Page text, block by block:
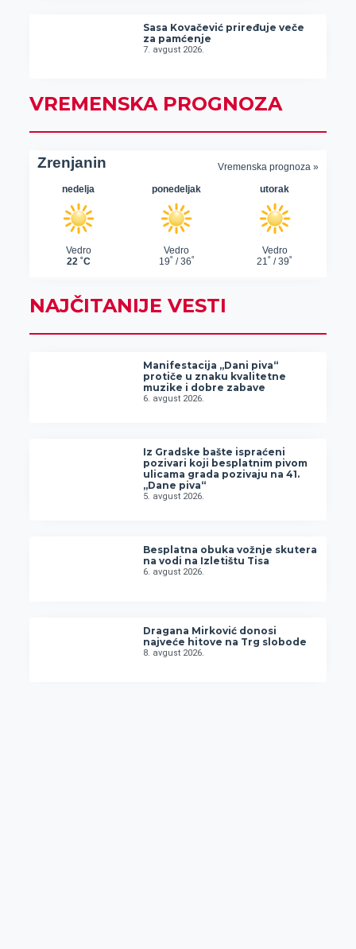
Sasa Kovačević priređuje veče
za pamćenje
7. avgust 2026.
VREMENSKA PROGNOZA
NAJČITANIJE VESTI
Manifestacija „Dani piva“
protiče u znaku kvalitetne
muzike i dobre zabave
6. avgust 2026.
Iz Gradske bašte ispraćeni
pozivari koji besplatnim pivom
ulicama grada pozivaju na 41.
„Dane piva“
5. avgust 2026.
Besplatna obuka vožnje skutera
na vodi na Izletištu Tisa
6. avgust 2026.
Dragana Mirković donosi
najveće hitove na Trg slobode
8. avgust 2026.